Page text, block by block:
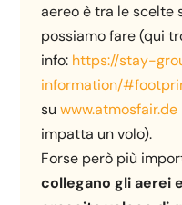
aereo è tra le scelte
possiamo fare (qui
info: https://stay-
information/
suwww.atmosfair.de
impatta un volo).
Forse però più
collegano gli aerei